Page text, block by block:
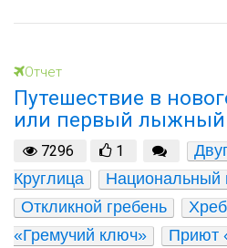
Отчет
Путешествие в
или первый лыжный
7296 1
Круглица
Национальный
Откликной гребень
«Гремучий ключ»
Приют